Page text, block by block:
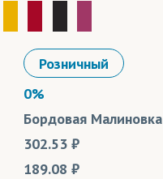
Розничный
0%
Бордовая Малиновка
302.53
189.08